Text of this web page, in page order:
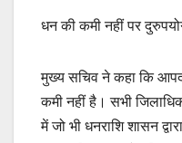
धन की कमी नहीं पर
मुख्य सचिव ने कहा कि
कमी नहीं है। सभी
में जो भी धनराशि शासन